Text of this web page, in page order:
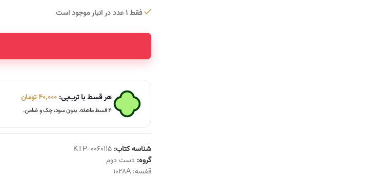
فقط 1 عدد در انبار موجود است
هر قسط با ترب‌پی:40,000تومان
۴ قسط ماهانه. بدون سود، چک و ضامن.
شناسه کتاب:KTP-0060115
گروه: دست دوم
قفسه:1028A